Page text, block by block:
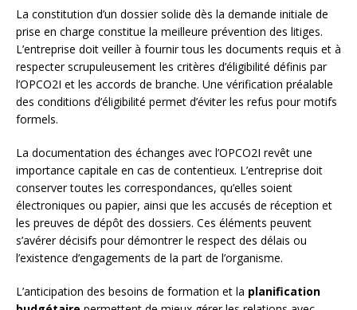
La constitution d’un dossier solide dès la demande initiale de
prise en charge constitue la meilleure prévention des litiges.
L’entreprise doit veiller à fournir tous les documents requis et à
respecter scrupuleusement les critères d’éligibilité définis par
l’OPCO2I et les accords de branche. Une vérification préalable
des conditions d’éligibilité permet d’éviter les refus pour motifs
formels.
La documentation des échanges avec l’OPCO2I revêt une
importance capitale en cas de contentieux. L’entreprise doit
conserver toutes les correspondances, qu’elles soient
électroniques ou papier, ainsi que les accusés de réception et
les preuves de dépôt des dossiers. Ces éléments peuvent
s’avérer décisifs pour démontrer le respect des délais ou
l’existence d’engagements de la part de l’organisme.
L’anticipation des besoins de formation et la planification